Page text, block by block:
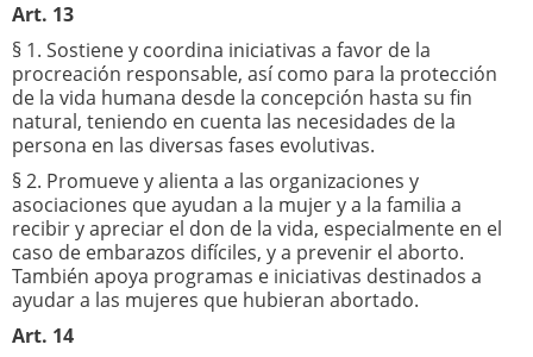
Art. 13
§ 1. Sostiene y coordina iniciativas a favor de la
procreación responsable, así como para la protección
de la vida humana desde la concepción hasta su fin
natural, teniendo en cuenta las necesidades de la
persona en las diversas fases evolutivas.
§ 2. Promueve y alienta a las organizaciones y
asociaciones que ayudan a la mujer y a la familia a
recibir y apreciar el don de la vida, especialmente en el
caso de embarazos difíciles, y a prevenir el aborto.
También apoya programas e iniciativas destinados a
ayudar a las mujeres que hubieran abortado.
Art. 14